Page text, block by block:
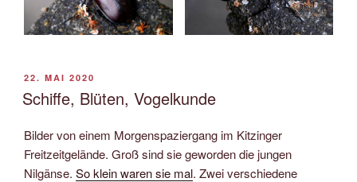
VERÖFFENTLICHT
AM
22. MAI 2020
Schiffe, Blüten, Vogelkunde
Bilder von einem Morgenspaziergang im Kitzinger
Freitzeitgelände. Groß sind sie geworden die jungen
Nilgänse. So klein waren sie mal. Zwei verschiedene